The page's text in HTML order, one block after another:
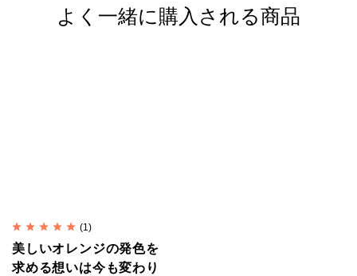
そこには自然を畏れ敬うアニミズムの思想が流れてい
ます。
一般的な装飾品は銀92.5%＋銅7.5%の合金が用いられ
ます。
よく一緒に購入される商品
(1)
美しいオレンジの発色を
求める想いは今も変わり